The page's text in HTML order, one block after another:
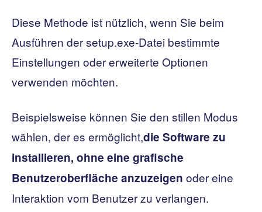
Diese Methode ist nützlich, wenn Sie beim
Ausführen der setup.exe-Datei bestimmte
Einstellungen oder erweiterte Optionen
verwenden möchten.
Beispielsweise können Sie den stillen Modus
wählen, der es ermöglicht,die Software zu
installieren, ohne eine grafische
Benutzeroberfläche anzuzeigen oder eine
Interaktion vom Benutzer zu verlangen.